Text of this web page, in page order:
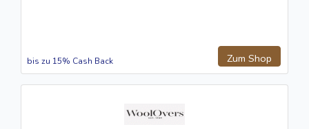
Zum Shop
bis zu 15% Cash Back